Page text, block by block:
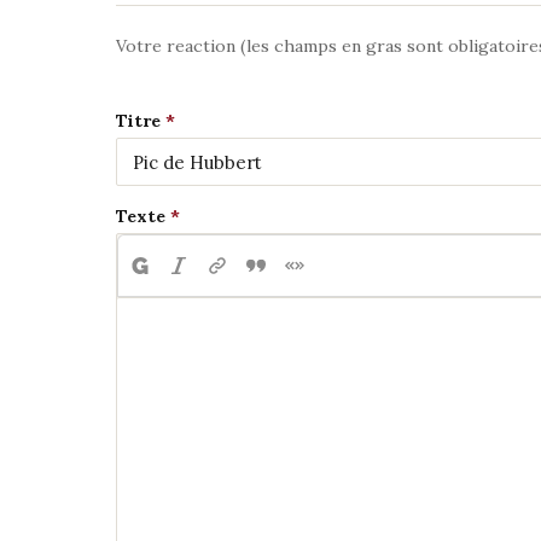
Votre reaction (les champs en gras sont
Titre
Texte